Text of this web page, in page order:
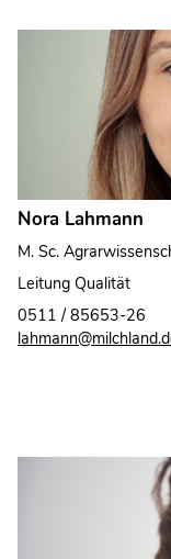
Nora Lahmann
M. Sc.
Leitung Qualität
0511 / 85653-26